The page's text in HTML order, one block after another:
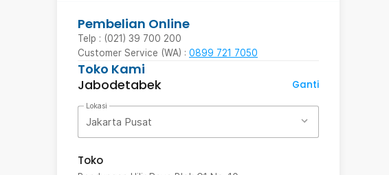
Pembelian Online
Telp : (021) 39 700 200
Customer Service (WA) : 0899 721 7050
Toko Kami
Jabodetabek
Ganti
Lokasi
Jakarta Pusat
Toko